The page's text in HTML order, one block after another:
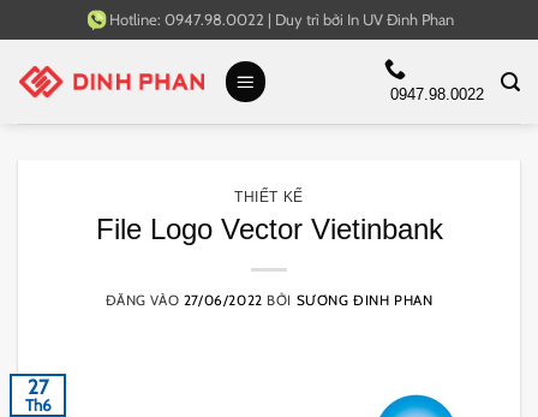
qua
nội
Hotline: 0947.98.0022 | Duy trì bởi In UV Đinh Phan
0947.98.0022
THIẾT KẾ
File Logo Vector Vietinbank
ĐĂNG VÀO 27/06/2022 BỞI SƯƠNG ĐINH PHAN
27
Th6